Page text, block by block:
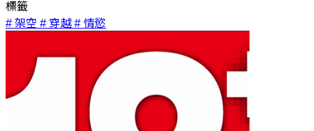
標籤
# 架空 # 穿越# 情慾